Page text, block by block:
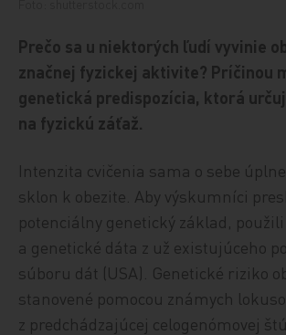
Prečo sa u niektorých ľudí vyvinie
značnej fyzickej aktivite? Príčinou
genetická predispozícia, ktorá
na fyzickú záťaž.
Intenzita cvičenia sama o sebe
sklon k obezite. Aby výskumníci
potenciálny genetický základ,
a genetické dáta z už existujúceho
súboru dát (USA). Genetické riziko
stanovené pomocou známych
z predchádzajúcej celogenómovej